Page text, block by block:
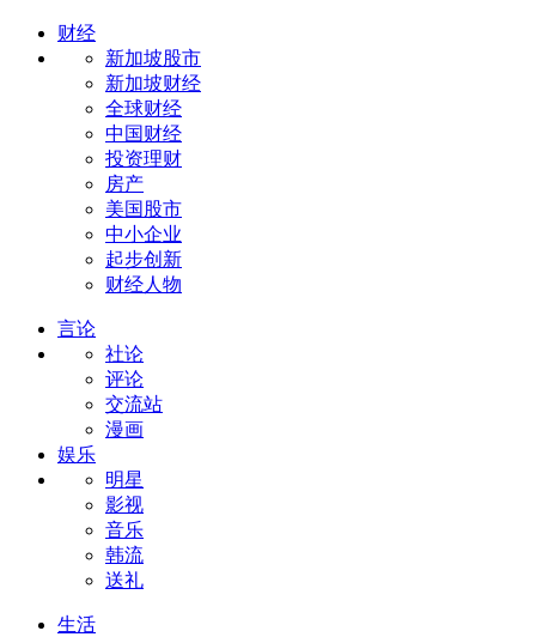
财经
新加坡股市
新加坡财经
全球财经
中国财经
投资理财
房产
美国股市
中小企业
起步创新
财经人物
言论
社论
评论
交流站
漫画
娱乐
明星
影视
音乐
韩流
送礼
生活